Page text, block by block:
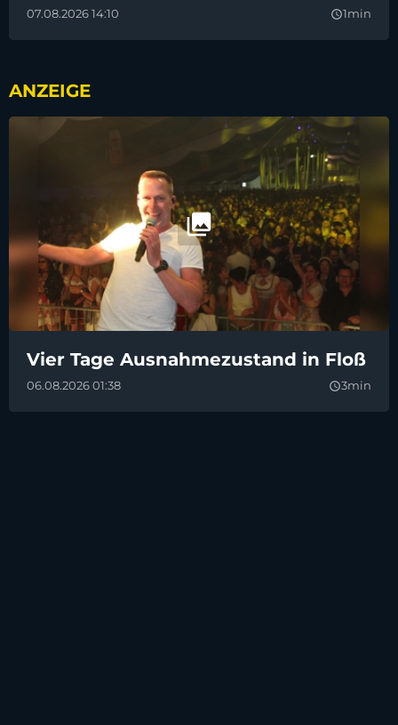
07.08.2026 14:10 query_builder1min
ANZEIGE
Vier Tage Ausnahmezustand in Floß
06.08.2026 01:38 query_builder3min